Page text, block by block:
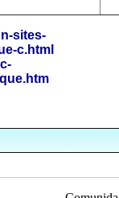
sites-
c.html